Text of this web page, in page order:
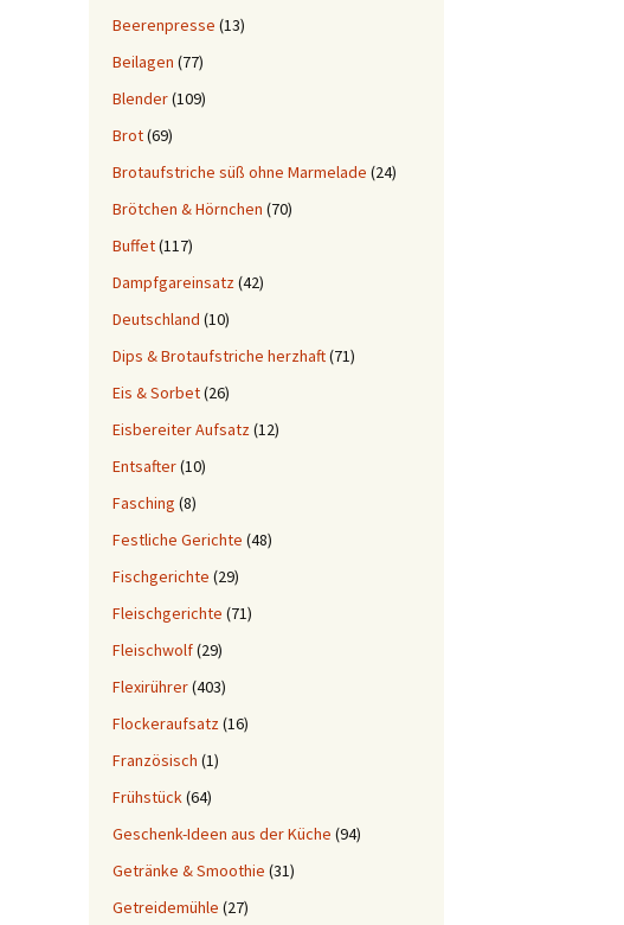
Beerenpresse (13)
Beilagen (77)
Blender(109)
Brot(69)
Brotaufstriche süß ohne Marmelade (24)
Brötchen & Hörnchen (70)
Buffet(117)
Dampfgareinsatz(42)
Deutschland (10)
Dips & Brotaufstriche herzhaft(71)
Eis & Sorbet(26)
Eisbereiter Aufsatz(12)
Entsafter(10)
Fasching (8)
Festliche Gerichte (48)
Fischgerichte (29)
Fleischgerichte (71)
Fleischwolf(29)
Flexirührer(403)
Flockeraufsatz(16)
Französisch (1)
Frühstück(64)
Geschenk-Ideen aus der Küche (94)
Getränke & Smoothie (31)
Getreidemühle (27)